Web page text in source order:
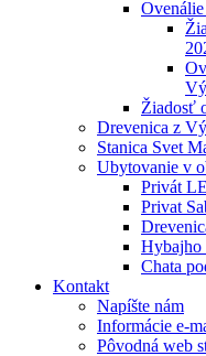
Žiadosť
Drevenica z
Stanica Svet
Ubytovanie v
Privát
Privat
Hybajho
Chata
Kontakt
Napíšte nám
Informácie e-
Pôvodná web